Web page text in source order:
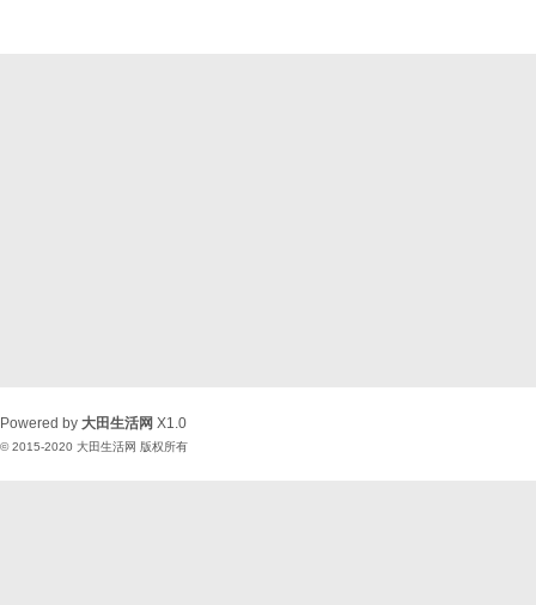
Powered by 大田生活网 X1.0
© 2015-2020 大田生活网 版权所有